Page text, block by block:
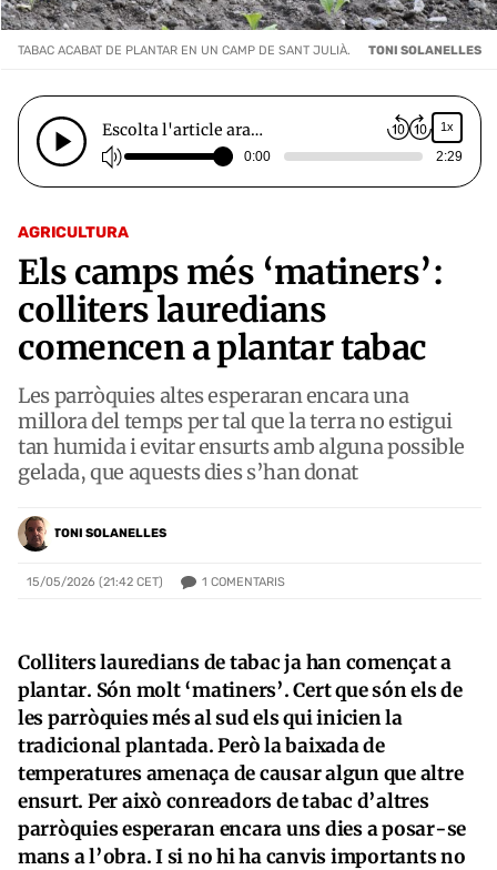
AGRICULTURA
Els camps més ‘matiners’:
colliters lauredians
comencen a plantar tabac
Les parròquies altes esperaran encara una
millora del temps per tal que la terra no estigui
tan humida i evitar ensurts amb alguna possible
gelada, que aquests dies s’han donat
TONI SOLANELLES
15/05/2026 (21:42 CET) 1 COMENTARIS
TABAC ACABAT DE PLANTAR EN UN CAMP DE SANT JULIÀ. TONI SOLANELLES
Escolta l'article ara… 1x
0:00 2:29
Colliters lauredians de tabac ja han començat a
plantar. Són molt ‘matiners’. Cert que són els de
les parròquies més al sud els qui inicien la
tradicional plantada. Però la baixada de
temperatures amenaça de causar algun que altre
ensurt. Per això conreadors de tabac d’altres
parròquies esperaran encara uns dies a posar-se
mans a l’obra. I si no hi ha canvis importants no